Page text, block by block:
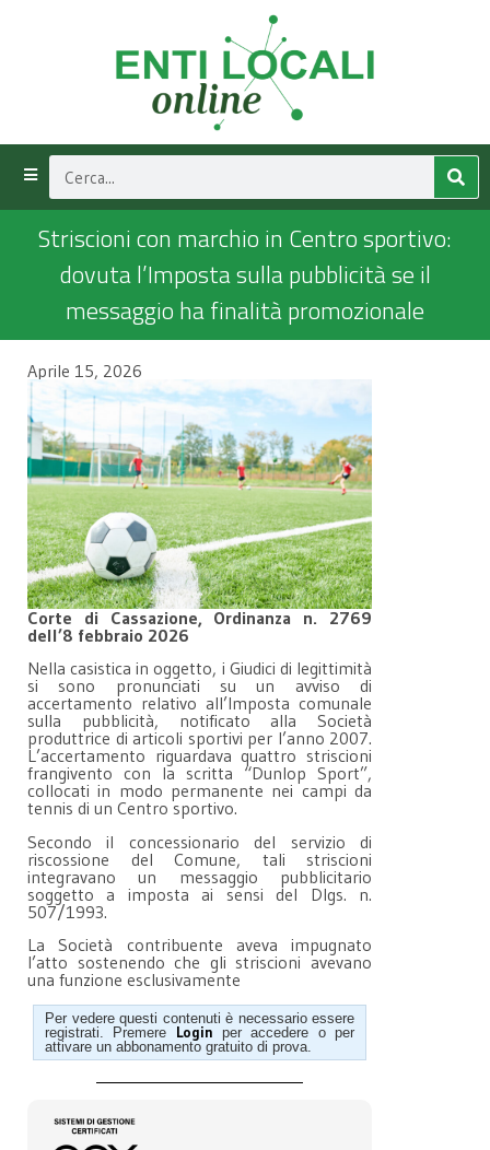
Striscioni con marchio in Centro sportivo:
dovuta l’Imposta sulla pubblicità se il
messaggio ha finalità promozionale
Aprile 15, 2026
Corte di Cassazione, Ordinanza n. 2769
dell’8 febbraio 2026
Nella casistica in oggetto, i Giudici di legittimità
si sono pronunciati su un avviso di
accertamento relativo all’Imposta comunale
sulla pubblicità, notificato alla Società
produttrice di articoli sportivi per l’anno 2007.
L’accertamento riguardava quattro striscioni
frangivento con la scritta “Dunlop Sport”,
collocati in modo permanente nei campi da
tennis di un Centro sportivo.
Secondo il concessionario del servizio di
riscossione del Comune, tali striscioni
integravano un messaggio pubblicitario
soggetto a imposta ai sensi del Dlgs. n.
507/1993.
La Società contribuente aveva impugnato
l’atto sostenendo che gli striscioni avevano
una funzione esclusivamente
Per vedere questi contenuti è necessario essere
registrati. Premere Login per accedere o per
attivare un abbonamento gratuito di prova.